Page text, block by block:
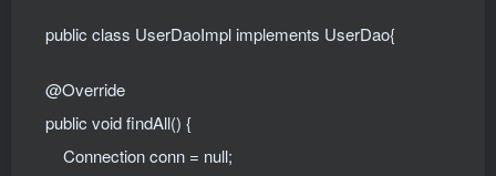
public class UserDaoImpl implements UserDao{
@Override
public void findAll() {
Connection conn = null;